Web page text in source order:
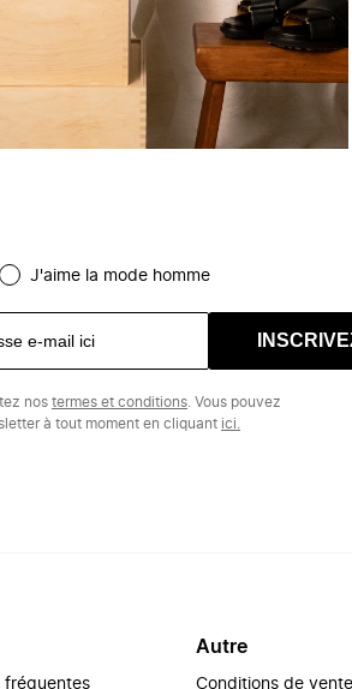
J'aime la mode homme
nos termes et conditions . Vous pouvez
à tout moment en cliquant ici.
fréquentes
Autre
Conditions de vente